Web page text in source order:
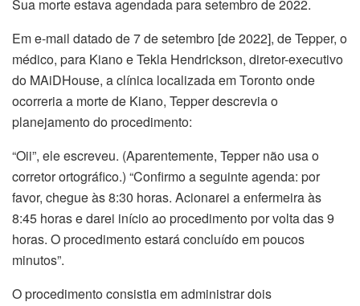
Sua morte estava agendada para setembro de 2022.
Em e-mail datado de 7 de setembro [de 2022], de Tepper, o
médico, para Kiano e Tekla Hendrickson, diretor-executivo
do MAiDHouse, a clínica localizada em Toronto onde
ocorreria a morte de Kiano, Tepper descrevia o
planejamento do procedimento:
“Oii”, ele escreveu. (Aparentemente, Tepper não usa o
corretor ortográfico.) “Confirmo a seguinte agenda: por
favor, chegue às 8:30 horas. Acionarei a enfermeira às
8:45 horas e darei início ao procedimento por volta das 9
horas. O procedimento estará concluído em poucos
minutos”.
O procedimento consistia em administrar dois